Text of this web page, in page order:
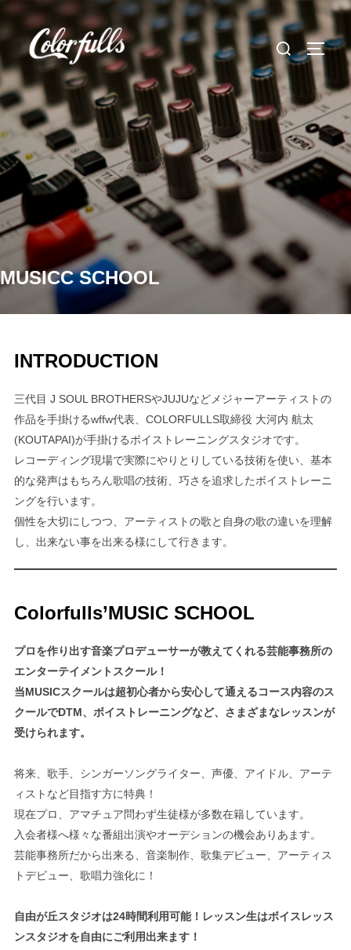
テ
ン
ツ
ス
キ
プ
検
索
対
象:
サイ
MUSICC SCHOOL
INTRODUCTION
三代目 J SOUL BROTHERSやJUJUなどメジャーアーティストの
作品を手掛けるwffw代表、COLORFULLS取締役 大河内 航太
(KOUTAPAI)が手掛けるボイストレーニングスタジオです。
レコーディング現場で実際にやりとりしている技術を使い、基本
的な発声はもちろん歌唱の技術、巧さを追求したボイストレーニ
ングを行います。
個性を大切にしつつ、アーティストの歌と自身の歌の違いを理解
し、出来ない事を出来る様にして行きます。
Colorfulls’MUSIC SCHOOL
プロを作り出す音楽プロデューサーが教えてくれる芸能事務所の
エンターテイメントスクール！
当MUSICスクールは超初心者から安心して通えるコース内容のス
クールでDTM、ボイストレーニングなど、さまざまなレッスンが
受けられます。
将来、歌手、シンガーソングライター、声優、アイドル、アーテ
ィストなど目指す方に特典！
現在プロ、アマチュア問わず生徒様が多数在籍しています。
入会者様へ様々な番組出演やオーデションの機会ありあます。
芸能事務所だから出来る、音楽制作、歌集デビュー、アーティス
トデビュー、歌唱力強化に！
自由が丘スタジオは24時間利用可能！レッスン生はボイスレッス
ンスタジオを自由にご利用出来ます！